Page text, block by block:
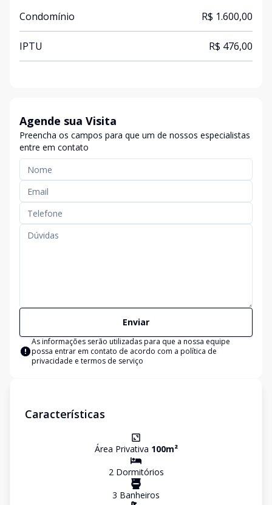
Condomínio R$ 1.600,00
IPTU R$ 476,00
Agende sua Visita
Preencha os campos para que um de nossos especialistas
entre em contato
Enviar
As informações serão utilizadas para que a nossa equipe
possa entrar em contato de acordo com a política de
privacidade e termos de serviço
Características
Área Privativa 100m²
2Dormitórios
3 Banheiros